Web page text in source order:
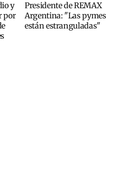
y
por
Presidente de REMAX
Argentina: "Las pymes
están estranguladas"